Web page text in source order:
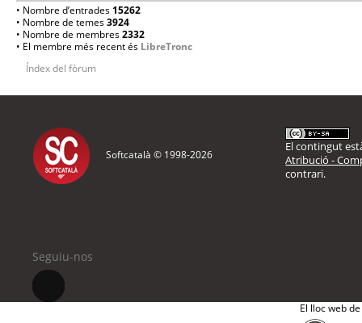
• Nombre d’entrades 15262
• Nombre de temes3924
• Nombre de membres2332
• El membre més recent és LibreTronc
Índex del fòrum
Softcatalà © 1998-2026
El contingut
Atribució -
contrari.
Seguiu-nos
El lloc web